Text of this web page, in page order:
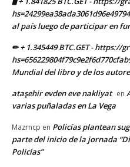
al país luego de participar en
✏ + 1.345449 BTC.GET - https://
Mundial del libro y de los
ataşehir evden eve nakliyat en
varias puñaladas en La Vega
Mazrncp en Policías plantean
parte del inicio de la jornada
Policías”